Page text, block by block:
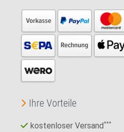
Ihre Vorteile
kostenloser Versand***